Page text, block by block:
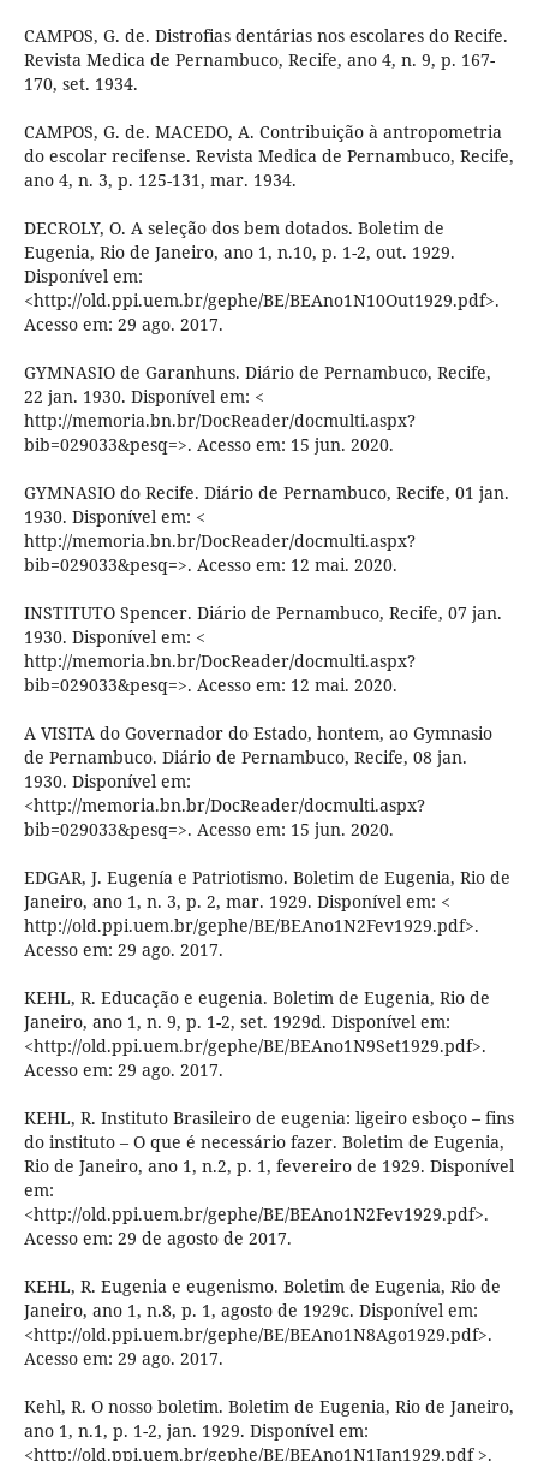
CAMPOS, G. de. Distrofias dentárias nos escolares do Recife.
Revista Medica de Pernambuco, Recife, ano 4, n. 9, p. 167-
170, set. 1934.
CAMPOS, G. de. MACEDO, A. Contribuição à antropometria
do escolar recifense. Revista Medica de Pernambuco, Recife,
ano 4, n. 3, p. 125-131, mar. 1934.
DECROLY, O. A seleção dos bem dotados. Boletim de
Eugenia, Rio de Janeiro, ano 1, n.10, p. 1-2, out. 1929.
Disponível em:
<http://old.ppi.uem.br/gephe/BE/BEAno1N10Out1929.pdf>.
Acesso em: 29 ago. 2017.
GYMNASIO de Garanhuns. Diário de Pernambuco, Recife,
22 jan. 1930. Disponível em: <
http://memoria.bn.br/DocReader/docmulti.aspx?
bib=029033&pesq=>. Acesso em: 15 jun. 2020.
GYMNASIO do Recife. Diário de Pernambuco, Recife, 01 jan.
1930. Disponível em: <
http://memoria.bn.br/DocReader/docmulti.aspx?
bib=029033&pesq=>. Acesso em: 12 mai. 2020.
INSTITUTO Spencer. Diário de Pernambuco, Recife, 07 jan.
1930. Disponível em: <
http://memoria.bn.br/DocReader/docmulti.aspx?
bib=029033&pesq=>. Acesso em: 12 mai. 2020.
A VISITA do Governador do Estado, hontem, ao Gymnasio
de Pernambuco. Diário de Pernambuco, Recife, 08 jan.
1930. Disponível em:
<http://memoria.bn.br/DocReader/docmulti.aspx?
bib=029033&pesq=>. Acesso em: 15 jun. 2020.
EDGAR, J. Eugenía e Patriotismo. Boletim de Eugenia, Rio de
Janeiro, ano 1, n. 3, p. 2, mar. 1929. Disponível em: <
http://old.ppi.uem.br/gephe/BE/BEAno1N2Fev1929.pdf>.
Acesso em: 29 ago. 2017.
KEHL, R. Educação e eugenia. Boletim de Eugenia, Rio de
Janeiro, ano 1, n. 9, p. 1-2, set. 1929d. Disponível em:
<http://old.ppi.uem.br/gephe/BE/BEAno1N9Set1929.pdf>.
Acesso em: 29 ago. 2017.
KEHL, R. Instituto Brasileiro de eugenia: ligeiro esboço – fins
do instituto – O que é necessário fazer. Boletim de Eugenia,
Rio de Janeiro, ano 1, n.2, p. 1, fevereiro de 1929. Disponível
em:
<http://old.ppi.uem.br/gephe/BE/BEAno1N2Fev1929.pdf>.
Acesso em: 29 de agosto de 2017.
KEHL, R. Eugenia e eugenismo. Boletim de Eugenia, Rio de
Janeiro, ano 1, n.8, p. 1, agosto de 1929c. Disponível em:
<http://old.ppi.uem.br/gephe/BE/BEAno1N8Ago1929.pdf>.
Acesso em: 29 ago. 2017.
Kehl, R. O nosso boletim. Boletim de Eugenia, Rio de Janeiro,
ano 1, n.1, p. 1-2, jan. 1929. Disponível em:
<http://old.ppi.uem.br/gephe/BE/BEAno1N1Jan1929.pdf >.